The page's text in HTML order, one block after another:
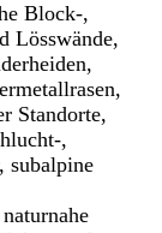
Block-,
Lösswände,
Standorte,
,
subalpine